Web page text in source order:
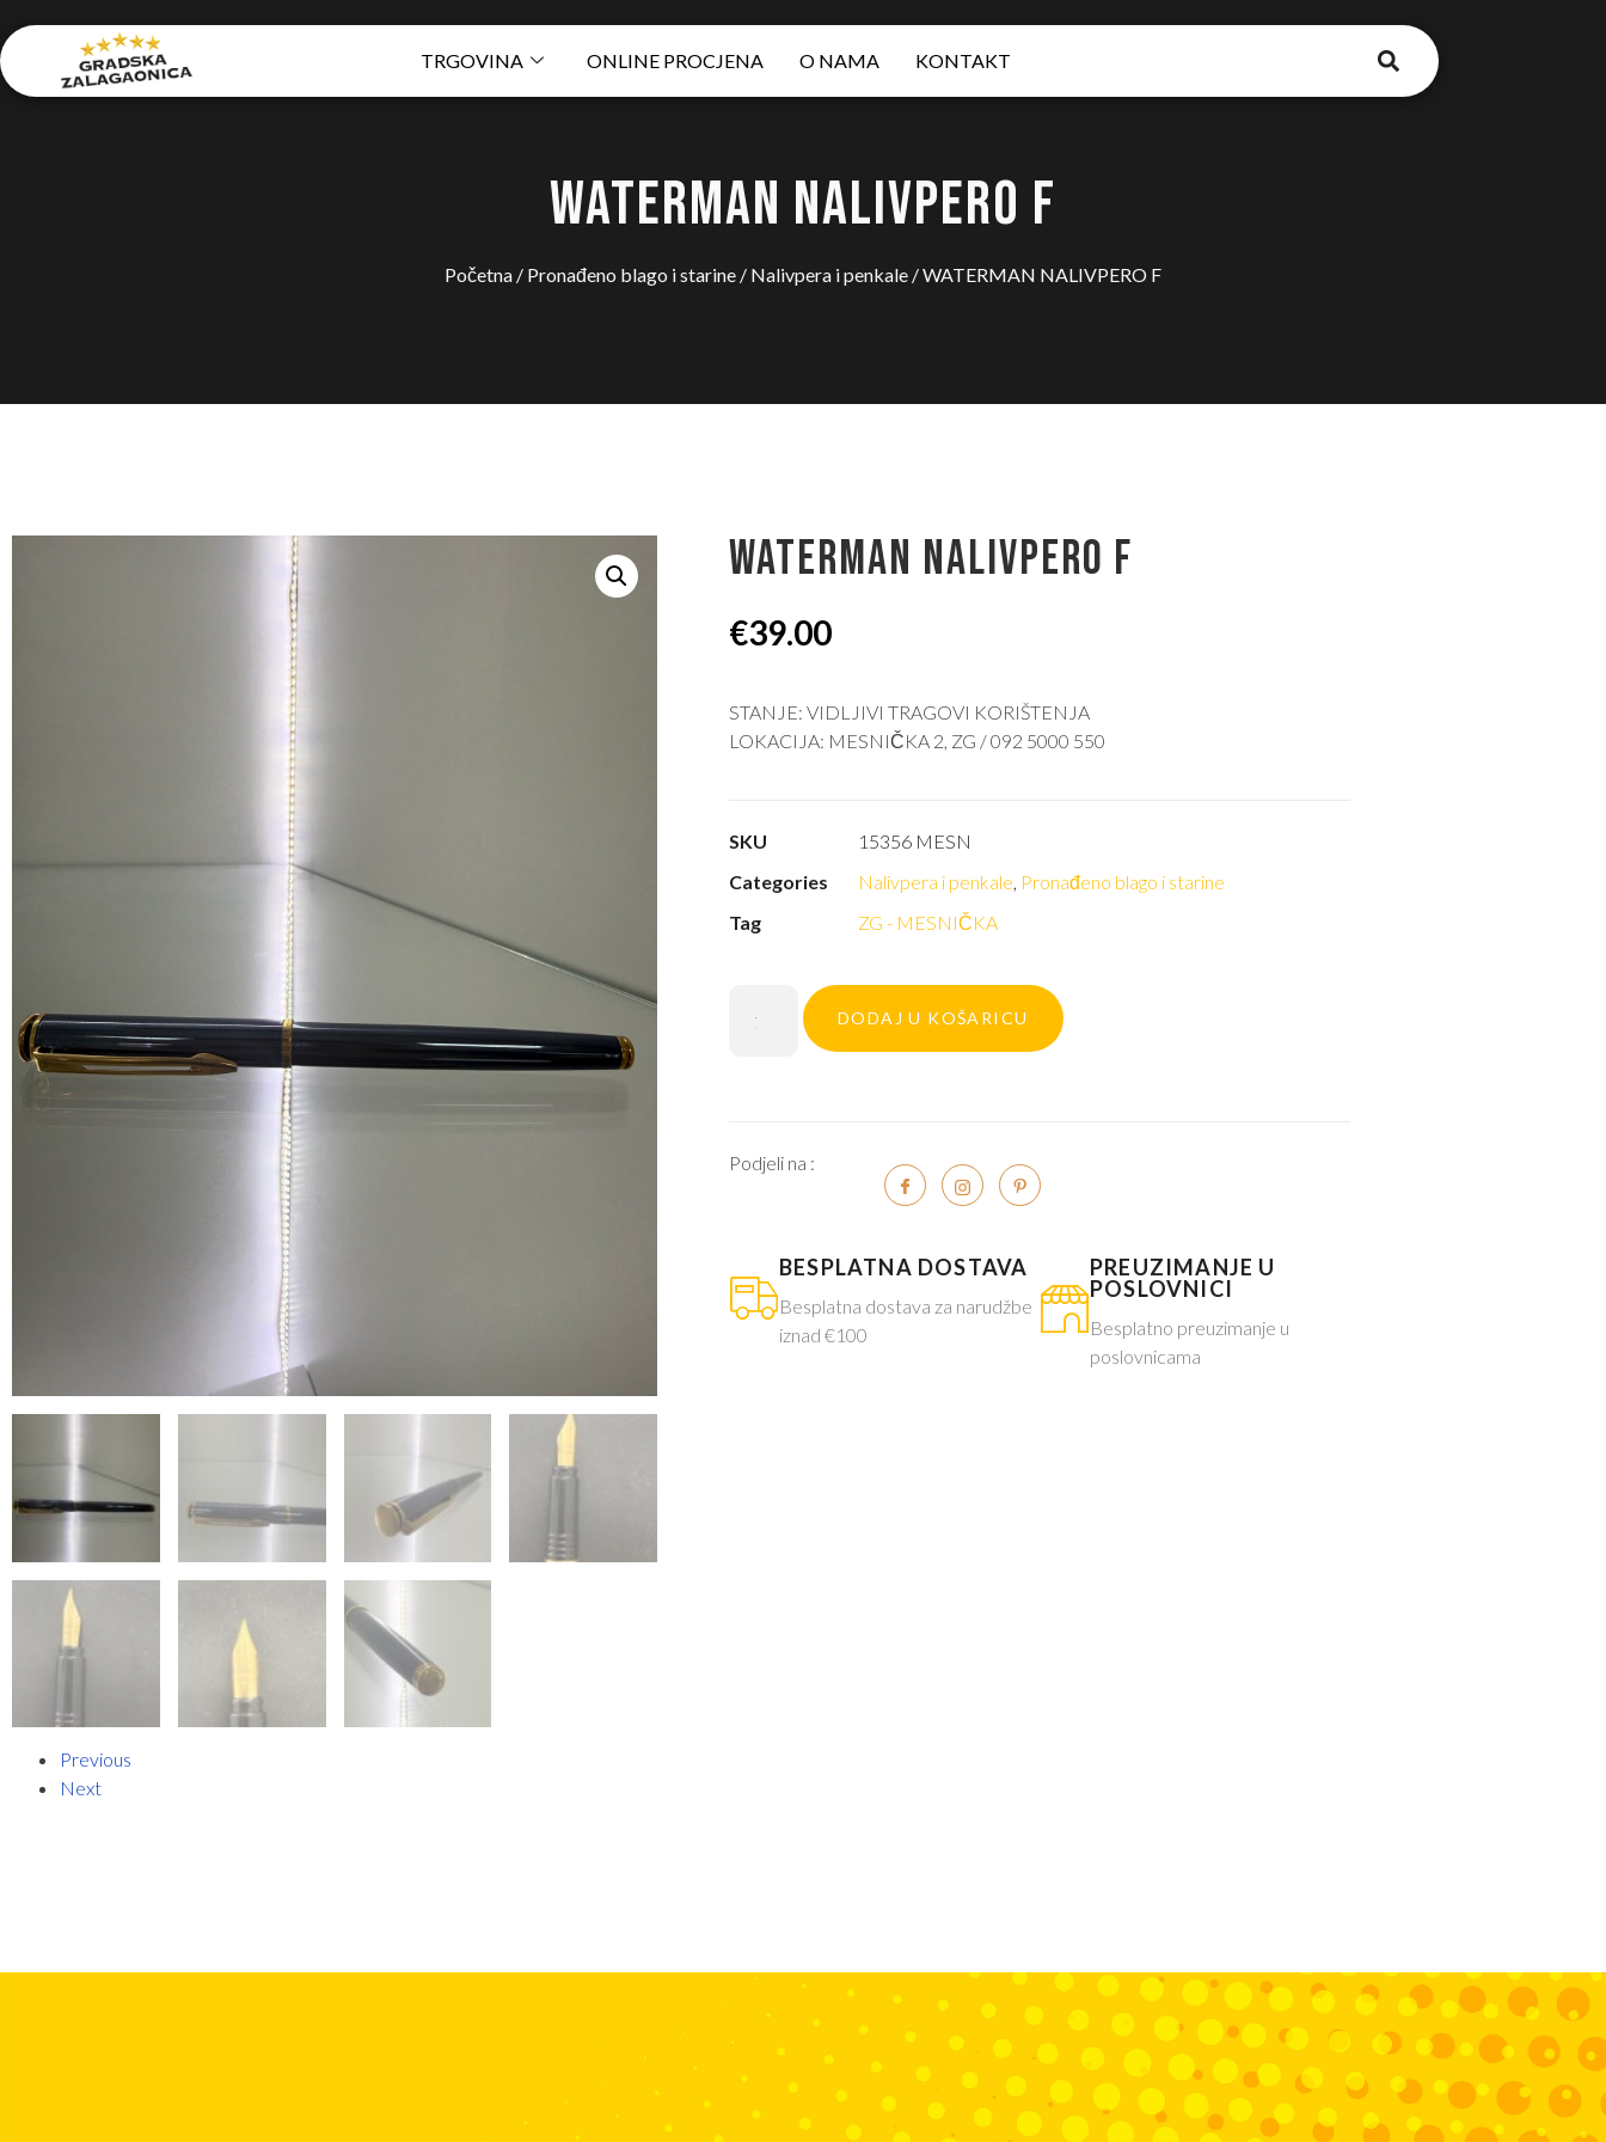
TRGOVINA ONLINE PROCJENA O NAMA KONTAKT
WATERMAN NALIVPERO F
Početna / Pronađeno blago i starine / Nalivpera i penkale / WATERMAN NALIVPERO F
Previous
Next
WATERMAN NALIVPERO F
€39.00
STANJE: VIDLJIVI TRAGOVI KORIŠTENJA
LOKACIJA: MESNIČKA 2, ZG / 092 5000 550
SKU
15356 MESN
Categories
Nalivpera i penkale Pronađeno blago i starine
Tag
ZG - MESNIČKA
DODAJ U KOŠARICU
Podjeli na :
BESPLATNA DOSTAVA
Besplatna dostava za narudžbe
iznad €100
PREUZIMANJE U
POSLOVNICI
Besplatno preuzimanje u
poslovnicama